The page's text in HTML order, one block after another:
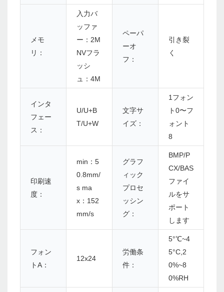
メモ
リ：
入力バ
ッファ
ー：2M
NVフラ
ッシ
ュ：4M
ペーパ
ーオ
フ：
引き裂
く
インタ
フェー
ス：
U/U+B
T/U+W
文字サ
イズ：
1フォン
ト0〜フ
ォント
8
印刷速
度：
min：5
0.8mm/
s ma
x：152
mm/s
グラフ
ィック
プロセ
ッシン
グ：
BMP/P
CX/BAS
ファイ
ルをサ
ポート
します
フォン
トA：
12x24
労働条
件：
5°℃~4
5°C,2
0%~8
0%RH